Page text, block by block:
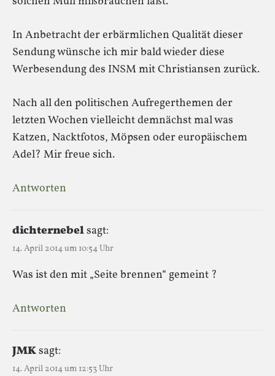
In Anbetracht der erbärmlichen Qualität dieser
Sendung wünsche ich mir bald wieder diese
Werbesendung des INSM mit Christiansen zurück.
Nach all den politischen Aufregerthemen der
letzten Wochen vielleicht demnächst mal was
Katzen, Nacktfotos, Möpsen oder europäischem
Adel? Mir freue sich.
Antworten
dichternebelsagt:
14. April 2014 um 10:54 Uhr
Was ist den mit „Seite brennen“ gemeint ?
Antworten
JMKsagt:
14. April 2014 um 12:53 Uhr